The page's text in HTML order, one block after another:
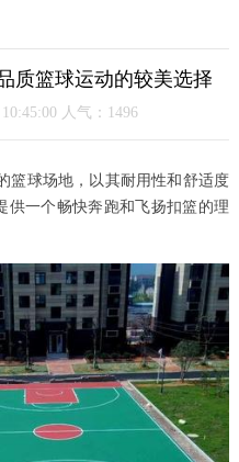
质篮球运动的较美选择
人气：1496
球场地，以其耐用性和舒适度
供一个畅快奔跑和飞扬扣篮的理